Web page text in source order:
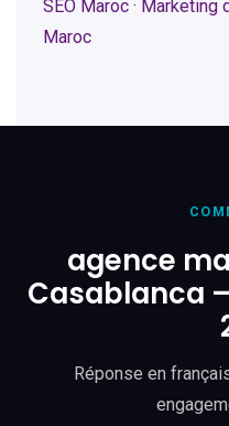
SEO Maroc · Marketing
Maroc
agence
Casablanca
Réponse en